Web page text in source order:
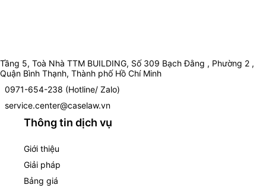
Tầng 5, Toà Nhà TTM BUILDING, Số 309 Bạch Đằng , Phường 2 ,
Quận Bình Thạnh, Thành phố Hồ Chí Minh
0971-654-238 (Hotline/ Zalo)
service.center@caselaw.vn
Thông tin dịch vụ
Giới thiệu
Giải pháp
Bảng giá